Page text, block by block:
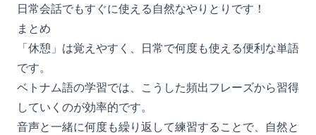
日常会話でもすぐに使える自然なやりとりです！
まとめ
「休憩」は覚えやすく、日常で何度も使える便利な単語
です。
ベトナム語の学習では、こうした頻出フレーズから習得
していくのが効率的です。
音声と一緒に何度も繰り返して練習することで、自然と